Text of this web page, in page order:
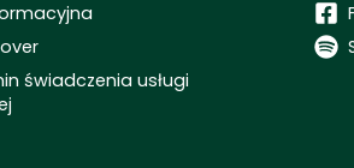
świadczenia usługi